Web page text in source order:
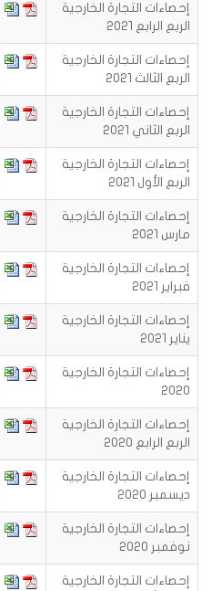
إحصاءات التجارة الخارجية
الربع الرابع 2021
إحصاءات التجارة الخارجية
الربع الثالث 2021
إحصاءات التجارة الخارجية
الربع الثاني 2021
إحصاءات التجارة الخارجية
الربع الأول 2021
إحصاءات التجارة الخارجية
مارس 2021
إحصاءات التجارة الخارجية
فبراير 2021
إحصاءات التجارة الخارجية
يناير 2021
إحصاءات التجارة الخارجية
2020
إحصاءات التجارة الخارجية
الربع الرابع 2020
إحصاءات التجارة الخارجية
ديسمبر 2020
إحصاءات التجارة الخارجية
نوفمبر 2020
إحصاءات التجارة الخارجية